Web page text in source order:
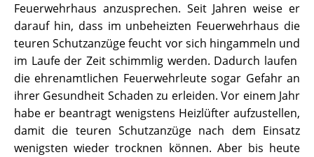
Feuerwehrhaus anzusprechen. Seit Jahren weise er
darauf hin, dass im unbeheizten Feuerwehrhaus die
teuren Schutzanzüge feucht vor sich hingammeln und
im Laufe der Zeit schimmlig werden. Dadurch laufen
die ehrenamtlichen Feuerwehrleute sogar Gefahr an
ihrer Gesundheit Schaden zu erleiden. Vor einem Jahr
habe er beantragt wenigstens Heizlüfter aufzustellen,
damit die teuren Schutzanzüge nach dem Einsatz
wenigsten wieder trocknen können. Aber bis heute